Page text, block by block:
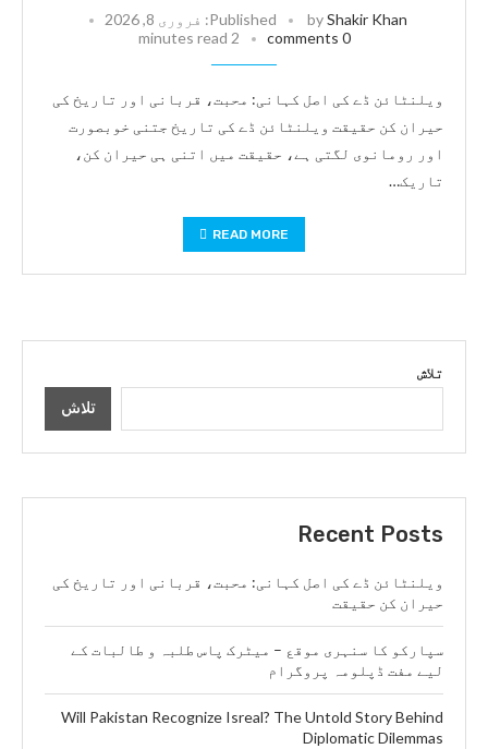
byShakir Khan
Published: فروری 8, 2026
0 comments
2 minutes read
ویلنٹائن ڈے کی اصل کہانی: محبت، قربانی اور تاریخ کی
حیران کن حقیقت ویلنٹائن ڈے کی تاریخ جتنی خوبصورت
اور رومانوی لگتی ہے، حقیقت میں اتنی ہی حیران کن،
تاریک…
READ MORE
تلاش
تلاش
Recent Posts
ویلنٹائن ڈے کی اصل کہانی: محبت، قربانی اور تاریخ کی
حیران کن حقیقت
سپارکو کا سنہری موقع – میٹرک پاس طلبہ و طالبات کے
لیے مفت ڈپلومہ پروگرام
Will Pakistan Recognize Isreal? The Untold Story Behind
Diplomatic Dilemmas